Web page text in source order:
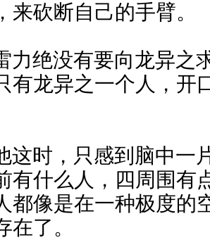
来砍断自己的手臂。
绝没有要向龙异之
有龙异之一个人，开
时，只感到脑中一
有什么人，四周围有
都像是在一种极度的
在了。